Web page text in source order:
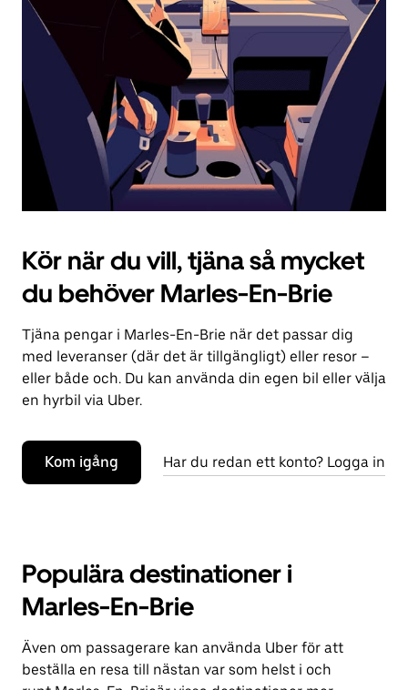
för
stänga
kalendern.
Kör när du vill, tjäna så mycket
du behöver Marles-En-Brie
Tjäna pengar i Marles-En-Brie när det passar dig
med leveranser (där det är tillgängligt) eller resor –
eller både och. Du kan använda din egen bil eller välja
en hyrbil via Uber.
Kom igång Har du redan ett konto? Logga in
Populära destinationer i
Marles-En-Brie
Även om passagerare kan använda Uber för att
beställa en resa till nästan var som helst i och